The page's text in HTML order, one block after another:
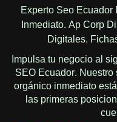
Experto Seo
Inmediato. Ap Corp
Digitales.
Impulsa tu negocio al
SEO Ecuador.
orgánico inmediato
las primeras